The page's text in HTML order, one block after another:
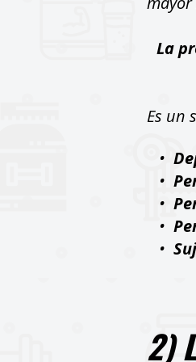
La
Es un
•
•
•
•
•
2)